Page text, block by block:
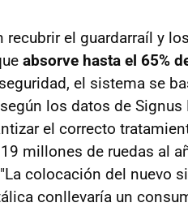
recubrir el guardarraíl y
absorve hasta el 65%
el sistema se
los datos de
el correcto
millones de ruedas al
colocación del nuevo
conllevaría un